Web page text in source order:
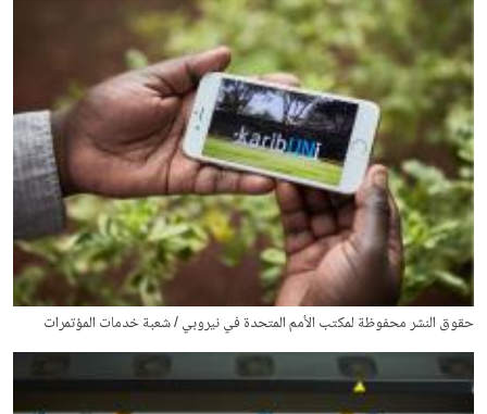
حقوق النشر محفوظة لمكتب الأمم المتحدة في نيروبي / شعبة خدمات المؤتمرات